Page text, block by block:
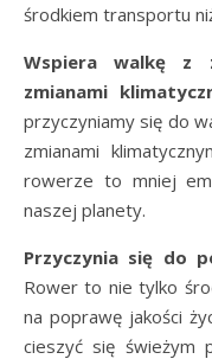
środkiem transportu
Wspiera walkę z
zmianami
przyczyniamy się do
zmianami
rowerze to mniej
naszej planety.
Przyczynia się do
Rower to nie tylko
na poprawę jakości
cieszyć się świeżym